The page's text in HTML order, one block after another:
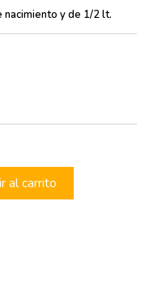
y de 1/2 lt.
al carrito